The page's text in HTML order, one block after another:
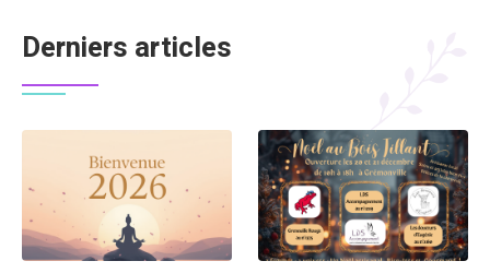
Derniers articles